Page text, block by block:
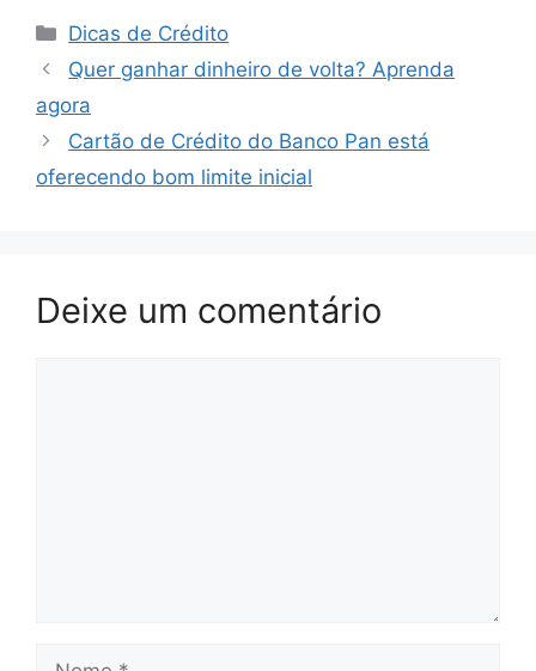
Categorias
Dicas de Crédito
Quer ganhar dinheiro de volta? Aprenda
agora
Cartão de Crédito do Banco Pan está
oferecendo bom limite inicial
Deixe um comentário
Nome